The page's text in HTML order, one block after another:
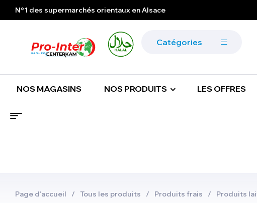
N°1 des supermarchés orientaux en Alsace
Catégories
NOS MAGASINS NOS PRODUITS LES OFFRES
Page d'accueil / Tous les produits / Produits frais / Produits